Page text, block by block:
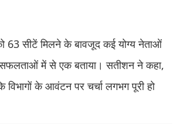
63 सीटें मिलने के बावजूद कई योग्य नेताओं
सफलताओं में से एक बताया। सतीशन ने कहा,
के आवंटन पर चर्चा लगभग पूरी हो